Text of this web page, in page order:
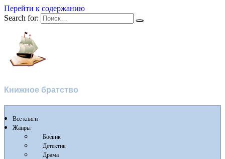
Перейти к содержанию
Search for:
Книжное братство
Все книги
Жанры
Боевик
Детектив
Драма